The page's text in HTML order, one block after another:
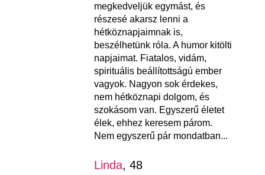
megkedveljük egymást, és
részesé akarsz lenni a
hétköznapjaimnak is,
beszélhetünk róla. A humor kitölti
napjaimat. Fiatalos, vidám,
spirituális beállítottságú ember
vagyok. Nagyon sok érdekes,
nem hétköznapi dolgom, és
szokásom van. Egyszerű életet
élek, ehhez keresem párom.
Nem egyszerű pár mondatban...
Linda, 48